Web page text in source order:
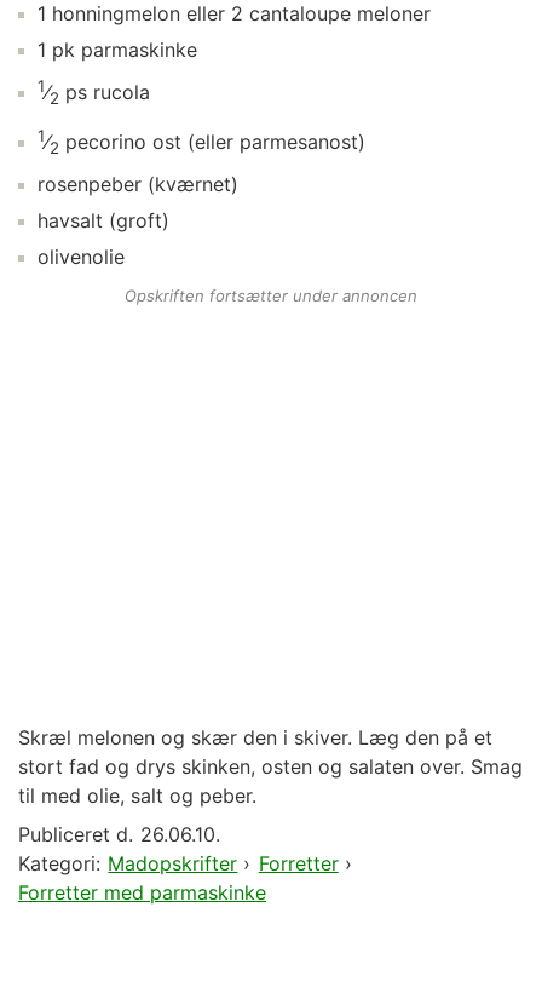
1 honningmelon eller 2 cantaloupe meloner
1 pk parmaskinke
1⁄2 ps rucola
1⁄2 pecorino ost (eller parmesanost)
rosenpeber (kværnet)
havsalt (groft)
olivenolie
Opskriften fortsætter under annoncen
Skræl melonen og skær den i skiver. Læg den på et
stort fad og drys skinken, osten og salaten over. Smag
til med olie, salt og peber.
Publiceret d. 26.06.10.
Kategori: Madopskrifter › Forretter›
Forretter med parmaskinke